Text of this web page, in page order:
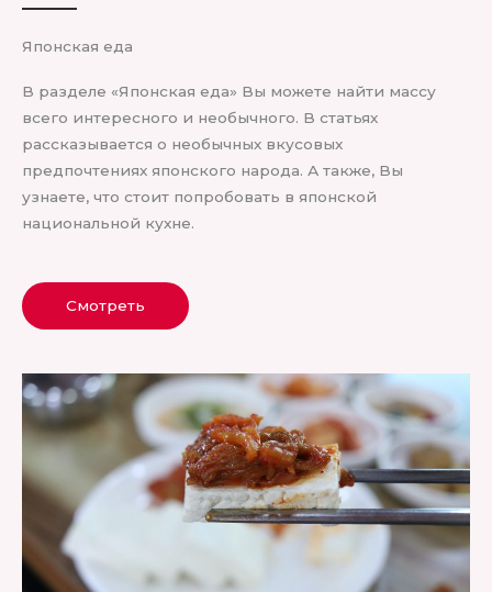
Японская еда
В разделе «Японская еда» Вы можете найти массу
всего интересного и необычного. В статьях
рассказывается о необычных вкусовых
предпочтениях японского народа. А также, Вы
узнаете, что стоит попробовать в японской
национальной кухне.
Смотреть